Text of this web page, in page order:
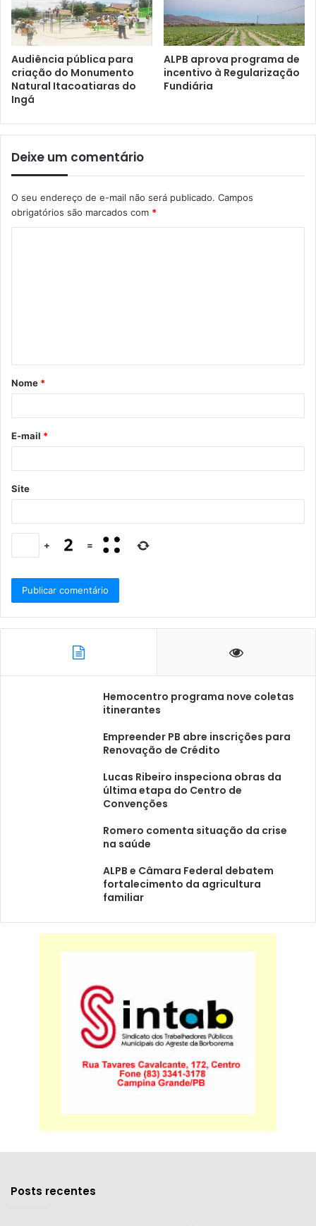
Audiência pública para
criação do Monumento
Natural Itacoatiaras do
Ingá
ALPB aprova programa de
incentivo à Regularização
Fundiária
Deixe um comentário
O seu endereço de e-mail não será publicado. Campos
obrigatórios são marcados com *
Nome *
E-mail *
Site
+ =
Hemocentro programa nove coletas
itinerantes
Empreender PB abre inscrições para
Renovação de Crédito
Lucas Ribeiro inspeciona obras da
última etapa do Centro de
Convenções
Romero comenta situação da crise
na saúde
ALPB e Câmara Federal debatem
fortalecimento da agricultura
familiar
Posts recentes